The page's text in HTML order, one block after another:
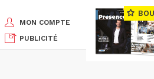
MON COMPTE
PUBLICITÉ